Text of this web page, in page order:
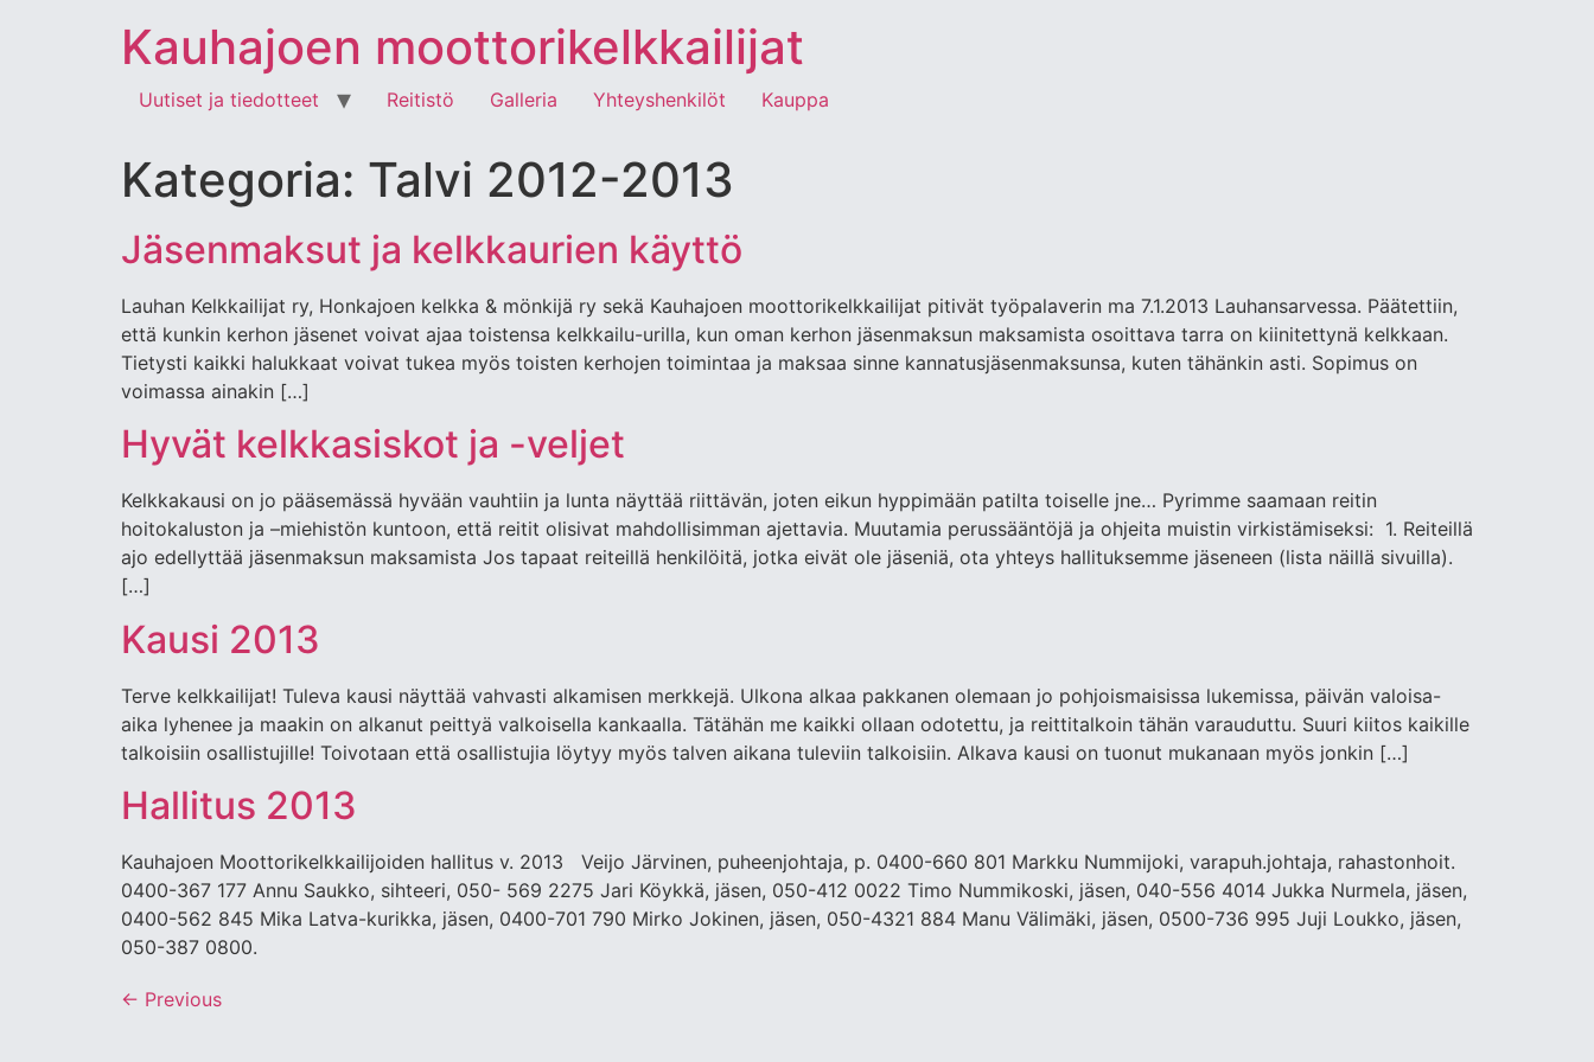
Kauhajoen moottorikelkkailijat
Uutiset ja tiedotteet Reitistö Galleria Yhteyshenkilöt Kauppa
Kategoria: Talvi 2012-2013
Jäsenmaksut ja kelkkaurien käyttö
Lauhan Kelkkailijat ry, Honkajoen kelkka & mönkijä ry sekä Kauhajoen moottorikelkkailijat pitivät työpalaverin ma 7.1.2013 Lauhansarvessa. Päätettiin,
että kunkin kerhon jäsenet voivat ajaa toistensa kelkkailu-urilla, kun oman kerhon jäsenmaksun maksamista osoittava tarra on kiinitettynä kelkkaan.
Tietysti kaikki halukkaat voivat tukea myös toisten kerhojen toimintaa ja maksaa sinne kannatusjäsenmaksunsa, kuten tähänkin asti. Sopimus on
voimassa ainakin […]
Hyvät kelkkasiskot ja -veljet
Kelkkakausi on jo pääsemässä hyvään vauhtiin ja lunta näyttää riittävän, joten eikun hyppimään patilta toiselle jne… Pyrimme saamaan reitin
hoitokaluston ja –miehistön kuntoon, että reitit olisivat mahdollisimman ajettavia. Muutamia perussääntöjä ja ohjeita muistin virkistämiseksi: 1. Reiteillä
ajo edellyttää jäsenmaksun maksamista Jos tapaat reiteillä henkilöitä, jotka eivät ole jäseniä, ota yhteys hallituksemme jäseneen (lista näillä sivuilla).
[…]
Kausi 2013
Terve kelkkailijat! Tuleva kausi näyttää vahvasti alkamisen merkkejä. Ulkona alkaa pakkanen olemaan jo pohjoismaisissa lukemissa, päivän valoisa-
aika lyhenee ja maakin on alkanut peittyä valkoisella kankaalla. Tätähän me kaikki ollaan odotettu, ja reittitalkoin tähän varauduttu. Suuri kiitos kaikille
talkoisiin osallistujille! Toivotaan että osallistujia löytyy myös talven aikana tuleviin talkoisiin. Alkava kausi on tuonut mukanaan myös jonkin […]
Hallitus 2013
Kauhajoen Moottorikelkkailijoiden hallitus v. 2013 Veijo Järvinen, puheenjohtaja, p. 0400-660 801 Markku Nummijoki, varapuh.johtaja, rahastonhoit.
0400-367 177 Annu Saukko, sihteeri, 050- 569 2275 Jari Köykkä, jäsen, 050-412 0022 Timo Nummikoski, jäsen, 040-556 4014 Jukka Nurmela, jäsen,
0400-562 845 Mika Latva-kurikka, jäsen, 0400-701 790 Mirko Jokinen, jäsen, 050-4321 884 Manu Välimäki, jäsen, 0500-736 995 Juji Loukko, jäsen,
050-387 0800.
← Previous